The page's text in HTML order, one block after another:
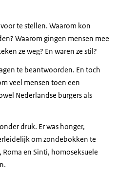
te stellen. Waarom kon
Waarom gingen mensen mee
ze weg? En waren ze stil?
te beantwoorden. En toch
veel mensen toen een
Nederlandse burgers als
druk. Er was honger,
om zondebokken te
en Sinti, homoseksuele